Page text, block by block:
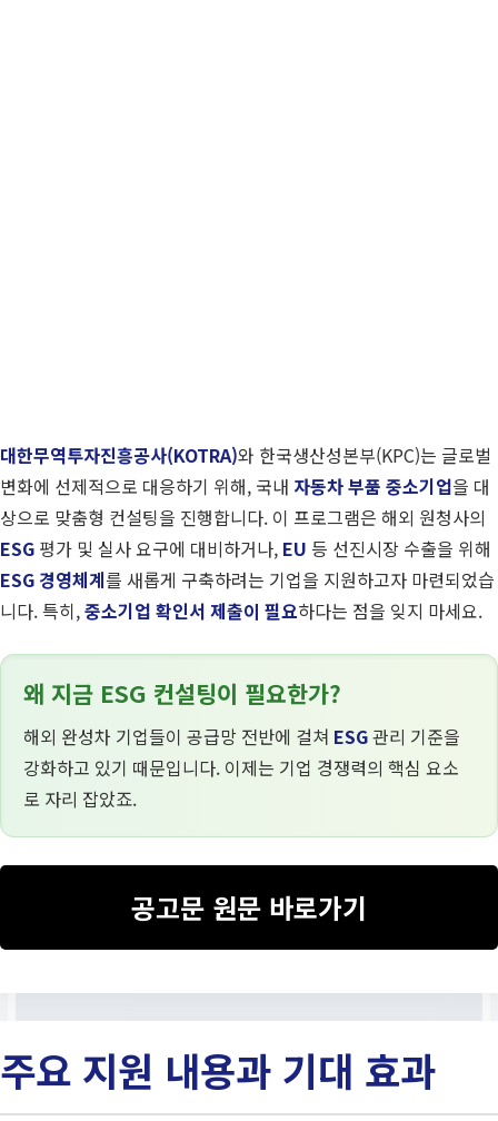
대한무역투자진흥공사(KOTRA)와 한국생산성본부(KPC)는 글로벌
변화에 선제적으로 대응하기 위해, 국내 자동차 부품 중소기업을 대
상으로 맞춤형 컨설팅을 진행합니다. 이 프로그램은 해외 원청사의
ESG 평가 및 실사 요구에 대비하거나, EU 등 선진시장 수출을 위해
ESG 경영체계를 새롭게 구축하려는 기업을 지원하고자 마련되었습
니다. 특히,중소기업 확인서 제출이 필요하다는 점을 잊지 마세요.
왜 지금 ESG 컨설팅이 필요한가?
해외 완성차 기업들이 공급망 전반에 걸쳐 ESG관리 기준을
강화하고 있기 때문입니다. 이제는 기업 경쟁력의 핵심 요소
로 자리 잡았죠.
공고문 원문 바로가기
주요 지원 내용과 기대 효과